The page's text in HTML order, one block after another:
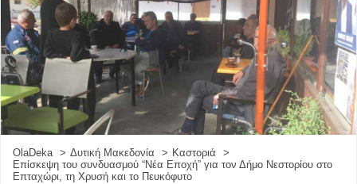
OlaDeka Δυτική Μακεδονία
Καστοριά
Επίσκεψη του συνδυασμού “Νέα Εποχή” για τον Δήμο Νεστορίου στο
Επταχώρι, τη Χρυσή και το Πευκόφυτο